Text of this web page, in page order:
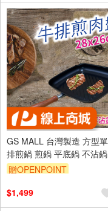
GS MALL 台灣製造 方型
排煎鍋 煎鍋 平底鍋 不沾
碳鋼 鐵鍋 鍋具 牛排煎鍋 牛
贈OPENPOINT
$1,499